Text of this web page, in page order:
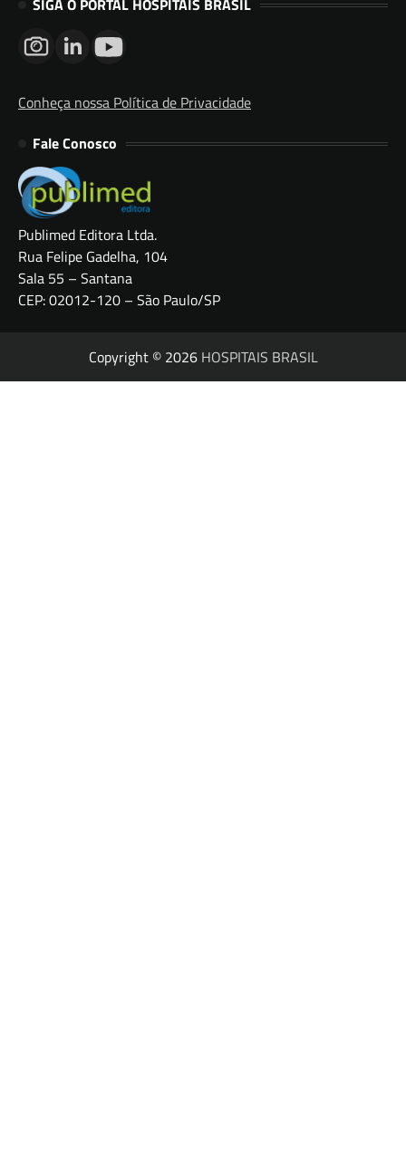
SIGA O PORTAL HOSPITAIS BRASIL
Conheça nossa Política de Privacidade
Fale Conosco
Publimed Editora Ltda.
Rua Felipe Gadelha, 104
Sala 55 – Santana
CEP: 02012-120 – São Paulo/SP
Copyright © 2026 HOSPITAIS BRASIL